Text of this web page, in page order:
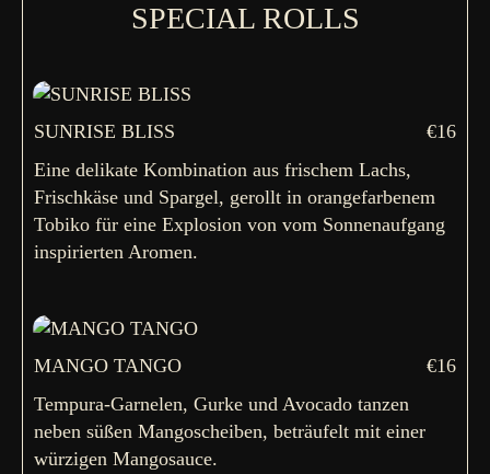
SPECIAL ROLLS
SUNRISE BLISS
€16
Eine delikate Kombination aus frischem Lachs,
Frischkäse und Spargel, gerollt in orangefarbenem
Tobiko für eine Explosion von vom Sonnenaufgang
inspirierten Aromen.
MANGO TANGO
€16
Tempura-Garnelen, Gurke und Avocado tanzen
neben süßen Mangoscheiben, beträufelt mit einer
würzigen Mangosauce.